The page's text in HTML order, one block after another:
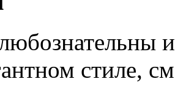
стиле,